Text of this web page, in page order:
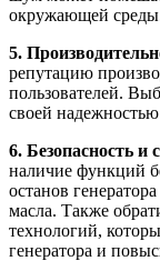
окружающей
5.
репутацию
пользователей.
своей
6. Безопасность и
наличие функций
останов
масла. Также
технологий,
генератора и